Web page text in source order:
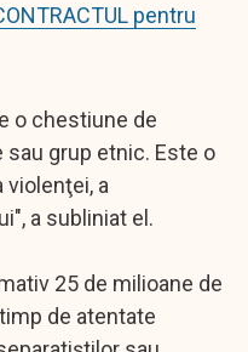
pentru
o chestiune de
sau grup etnic. Este o
a
a subliniat el.
25 de milioane de
de atentate